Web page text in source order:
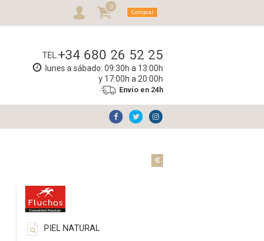
0
Comprar
TEL.+34 680 26 52 25
lunes a sábado: 09:30h a 13:00h
y 17:00h a 20:00h
Envío en 24h
PIEL NATURAL